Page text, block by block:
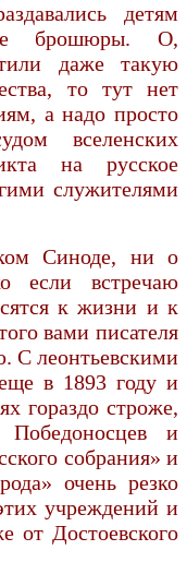
детям
брошюры. О,
даже такую
то тут нет
а надо просто
вселенских
на русское
служителями
Синоде, ни о
если встречаю
к жизни и к
вами писателя
С леонтьевскими
в 1893 году и
гораздо строже,
и
собрания» и
очень резко
учреждений и
от Достоевского